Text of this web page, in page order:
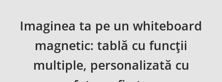
Imaginea ta pe un whiteboard
magnetic: tablă cu funcții
multiple, personalizată cu